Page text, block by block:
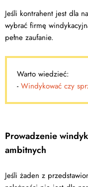
Jeśli kontrahent jest dla
wybrać firmę
pełne zaufanie.
Warto wiedzieć:
- Windykować czy
Prowadzenie
ambitnych
Jeśli żaden z